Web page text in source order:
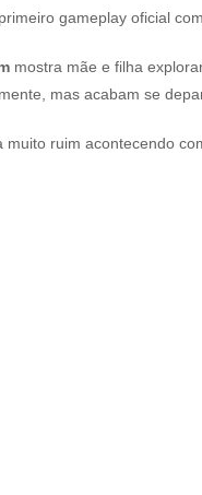
gameplay oficial
mostra mãe e filha
mas acabam se
ruim acontecendo